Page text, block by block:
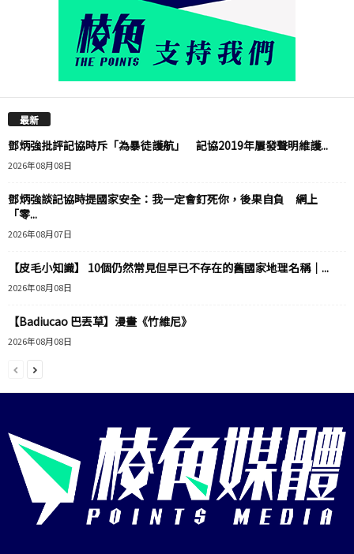
最新
鄧炳強批評記協時斥「為暴徒護航」 記協2019年屢發聲明維護...
2026年08月08日
鄧炳強談記協時提國家安全：我一定會釘死你，後果自負 網上
「零...
2026年08月07日
【皮毛小知識】 10個仍然常見但早已不存在的舊國家地理名稱｜...
2026年08月08日
【Badiucao 巴丟草】漫畫《竹維尼》
2026年08月08日